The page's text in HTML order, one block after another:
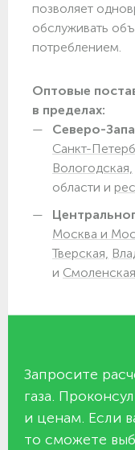
позволяет
обслуживать
потреблением.
Оптовые
в пределах:
Северо-
Санкт-
Вологодская,
области и
Москва и
Тверская,
и Смоленская
Запросите
газа.
и ценам. Если
то сможете